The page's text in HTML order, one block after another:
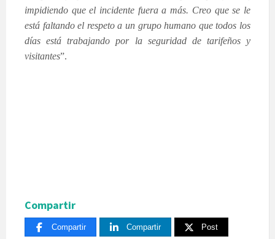
impidiendo que el incidente fuera a más. Creo que se le
está faltando el respeto a un grupo humano que todos los
días está trabajando por la seguridad de tarifeños y
visitantes”.
Compartir
Compartir Compartir Post